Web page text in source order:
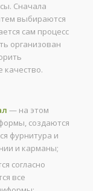
Сначала
выбираются
сам процесс
организован
качество.
— на этом
создаются
фурнитура и
и карманы;
согласно
все